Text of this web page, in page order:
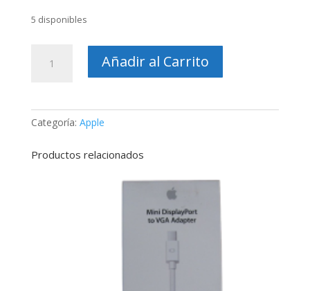
5 disponibles
Apple
DisplayPort
HDMI
Añadir al Carrito
Categoría: Apple
Productos relacionados